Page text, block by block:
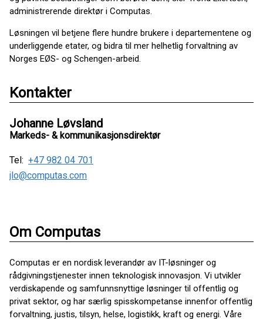
administrerende direktør i Computas.
Løsningen vil betjene flere hundre brukere i departementene og
underliggende etater, og bidra til mer helhetlig forvaltning av
Norges EØS- og Schengen-arbeid.
Kontakter
Johanne Løvsland
Markeds- & kommunikasjonsdirektør
Tel: +47 982 04 701
jlo@computas.com
Om Computas
Computas er en nordisk leverandør av IT-løsninger og
rådgivningstjenester innen teknologisk innovasjon. Vi utvikler
verdiskapende og samfunnsnyttige løsninger til offentlig og
privat sektor, og har særlig spisskompetanse innenfor offentlig
forvaltning, justis, tilsyn, helse, logistikk, kraft og energi. Våre